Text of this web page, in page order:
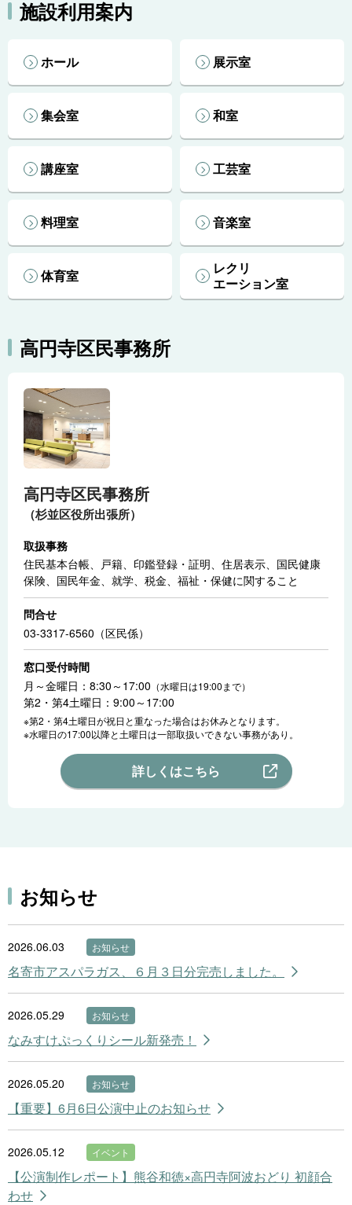
施設利用案内
ホール 展示室
集会室 和室
講座室 工芸室
料理室 音楽室
体育室
レクリ
エーション室
高円寺区民事務所
高円寺区民事務所
（杉並区役所出張所）
取扱事務
住民基本台帳、戸籍、印鑑登録・証明、住居表示、国民健康
保険、国民年金、就学、税金、福祉・保健に関すること
問合せ
03-3317-6560（区民係）
窓口受付時間
月～金曜日：8:30～17:00 （水曜日は19:00まで）
第2・第4土曜日：9:00～17:00
※第2・第4土曜日が祝日と重なった場合はお休みとなります。
※水曜日の17:00以降と土曜日は一部取扱いできない事務があり。
詳しくはこちら
お知らせ
2026.06.03 お知らせ
名寄市アスパラガス、６月３日分完売しました。
2026.05.29 お知らせ
なみすけぷっくりシール新発売！
2026.05.20 お知らせ
【重要】6月6日公演中止のお知らせ
2026.05.12 イベント
【公演制作レポート】熊谷和徳×高円寺阿波おどり 初顔合
わせ